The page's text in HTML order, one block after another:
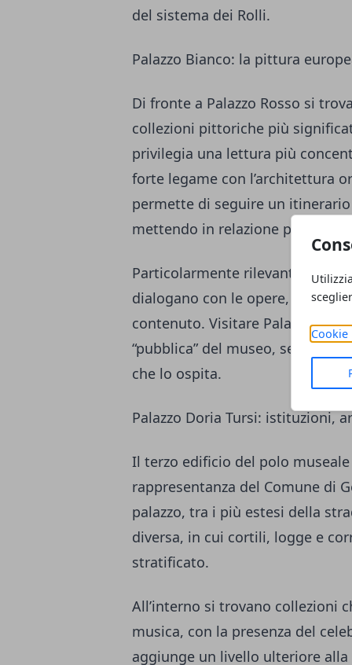
Cookie
del sistema dei Rolli.
Palazzo Bianco: la pittura
Di fronte a Palazzo Rosso si
collezioni pittoriche più
privilegia una lettura più
forte legame con l’architettura
permette di seguire un
mettendo in relazione pittura
Particolarmente rilevante è il
dialogano con le opere,
contenuto. Visitare Palazzo
“pubblica” del museo, senza
che lo ospita.
Palazzo Doria Tursi: istituzioni,
Il terzo edificio del polo
rappresentanza del Comune di
palazzo, tra i più estesi della
diversa, in cui cortili, logge e
stratificato.
All’interno si trovano collezioni
musica, con la presenza del
aggiunge un livello ulteriore